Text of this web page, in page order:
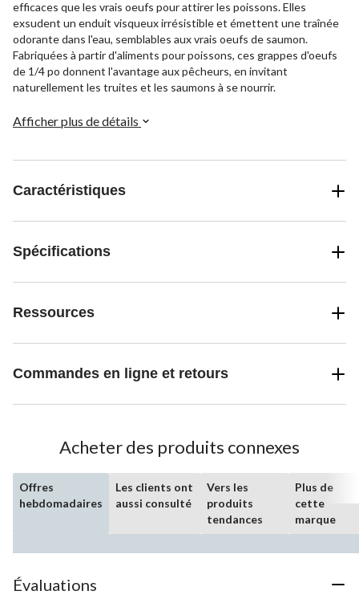
efficaces que les vrais oeufs pour attirer les poissons. Elles
exsudent un enduit visqueux irrésistible et émettent une traînée
odorante dans l'eau, semblables aux vrais oeufs de saumon.
Fabriquées à partir d'aliments pour poissons, ces grappes d'oeufs
de 1/4 po donnent l'avantage aux pêcheurs, en invitant
naturellement les truites et les saumons à se nourrir.
Afficher plus de détails
Caractéristiques
Spécifications
Ressources
Commandes en ligne et retours
Acheter des produits connexes
Offres
hebdomadaires
Les clients ont
aussi consulté
Vers les
produits
tendances
Plus de
cette
marque
Évaluations